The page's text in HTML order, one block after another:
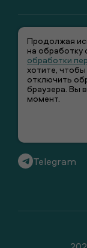
+7 (495)
Telegram
Продолжая
на обработку
обработки
хотите,
отключить
браузера. Вы
момент.